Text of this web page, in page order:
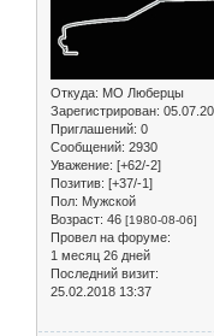
Откуда: МО Люберцы
Зарегистрирован:
Приглашений: 0
Сообщений: 2930
Уважение: [+62/-2]
Позитив: [+37/-1]
Пол: Мужской
Возраст: 46 [1980-08-06]
Провел на форуме:
1 месяц 26 дней
Последний визит:
25.02.2018 13:37